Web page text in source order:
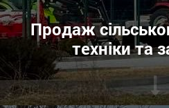
Продаж
техніки та